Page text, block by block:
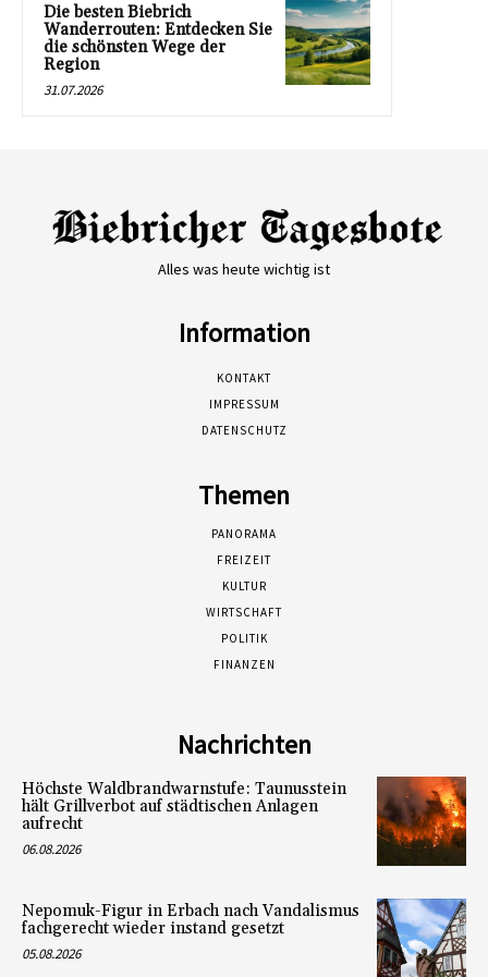
Die besten Biebrich
Wanderrouten: Entdecken Sie
die schönsten Wege der
Region
31.07.2026
Alles was heute wichtig ist
Information
KONTAKT
IMPRESSUM
DATENSCHUTZ
Themen
PANORAMA
FREIZEIT
KULTUR
WIRTSCHAFT
POLITIK
FINANZEN
Nachrichten
Höchste Waldbrandwarnstufe: Taunusstein
hält Grillverbot auf städtischen Anlagen
aufrecht
06.08.2026
Nepomuk-Figur in Erbach nach Vandalismus
fachgerecht wieder instand gesetzt
05.08.2026